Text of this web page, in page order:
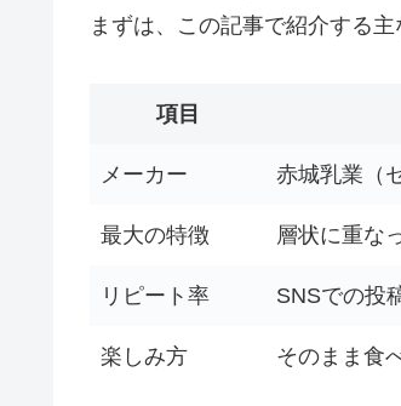
まずは、この記事で紹介する
項目
メーカー 赤城乳業（
最大の特徴 層状に重な
リピート率 SNSでの投
楽しみ方 そのまま食